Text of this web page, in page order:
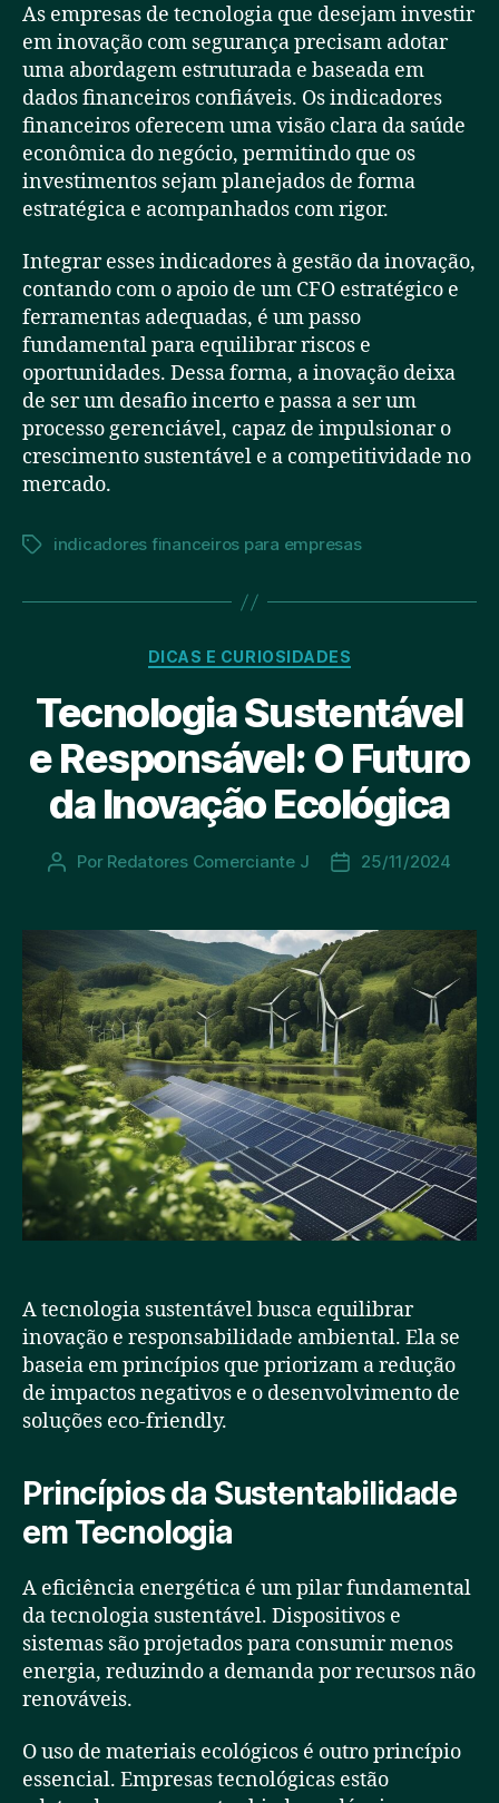
As empresas de tecnologia que desejam investir
em inovação com segurança precisam adotar
uma abordagem estruturada e baseada em
dados financeiros confiáveis. Os indicadores
financeiros oferecem uma visão clara da saúde
econômica do negócio, permitindo que os
investimentos sejam planejados de forma
estratégica e acompanhados com rigor.
Integrar esses indicadores à gestão da inovação,
contando com o apoio de um CFO estratégico e
ferramentas adequadas, é um passo
fundamental para equilibrar riscos e
oportunidades. Dessa forma, a inovação deixa
de ser um desafio incerto e passa a ser um
processo gerenciável, capaz de impulsionar o
crescimento sustentável e a competitividade no
mercado.
Tagsindicadores financeiros para empresas
Categorias
DICAS E CURIOSIDADES
Tecnologia Sustentável
e Responsável: O Futuro
da Inovação Ecológica
Autor
Por Redatores Comerciante J
Data25/11/2024
A tecnologia sustentável busca equilibrar
inovação e responsabilidade ambiental. Ela se
baseia em princípios que priorizam a redução
de impactos negativos e o desenvolvimento de
soluções eco-friendly.
Princípios da Sustentabilidade
em Tecnologia
A eficiência energética é um pilar fundamental
da tecnologia sustentável. Dispositivos e
sistemas são projetados para consumir menos
energia, reduzindo a demanda por recursos não
renováveis.
O uso de materiais ecológicos é outro princípio
essencial. Empresas tecnológicas estão